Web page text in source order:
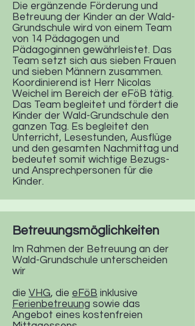
Die ergänzende Förderung und
Betreuung der Kinder an der Wald-
Grundschule wird von einem Team
von 14 Pädagogen und
Pädagoginnen gewährleistet. Das
Team setzt sich aus sieben Frauen
und sieben Männern zusammen.
Koordinierend ist Herr Nicolas
Weichel im Bereich der eFöB tätig.
Das Team begleitet und fördert die
Kinder der Wald-Grundschule den
ganzen Tag. Es begleitet den
Unterricht, Lesestunden, Ausflüge
und den gesamten Nachmittag und
bedeutet somit wichtige Bezugs-
und Ansprechpersonen für die
Kinder.
Betreuungsmöglichkeiten
Im Rahmen der Betreuung an der
Wald-Grundschule unterscheiden
wir
die VHG, die eFöB inklusive
Ferienbetreuung sowie das
Angebot eines kostenfreien